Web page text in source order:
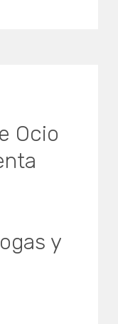
Ocio
y